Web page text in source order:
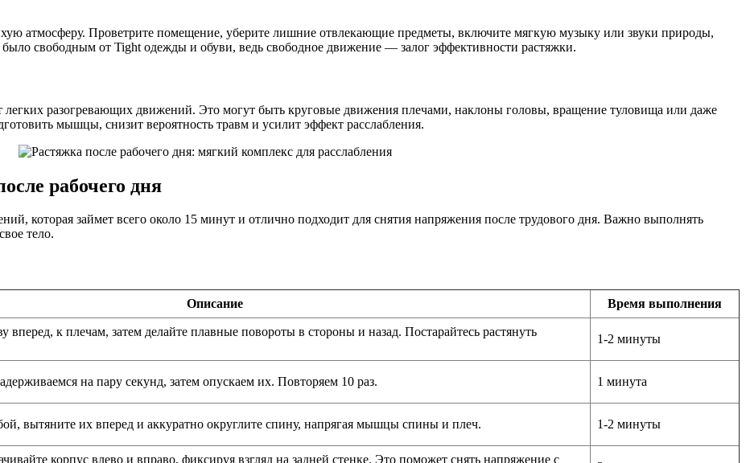
атмосферу. Проветрите помещение, уберите лишние отвлекающие предметы, включите мягкую музыку или звуки природы,
было свободным от Tight одежды и обуви, ведь свободное движение — залог эффективности растяжки.
легких разогревающих движений. Это могут быть круговые движения плечами, наклоны головы, вращение туловища или даже
мышцы, снизит вероятность травм и усилит эффект расслабления.
рабочего дня
которая займет всего около 15 минут и отлично подходит для снятия напряжения после трудового дня. Важно выполнять
тело.
Описание Время выполнения
вперед, к плечам, затем делайте плавные повороты в стороны и назад. Постарайтесь растянуть
1-2 минуты
на пару секунд, затем опускаем их. Повторяем 10 раз. 1 минута
вытяните их вперед и аккуратно округлите спину, напрягая мышцы спины и плеч. 1-2 минуты
корпус влево и вправо, фиксируя взгляд на задней стенке. Это поможет снять напряжение с